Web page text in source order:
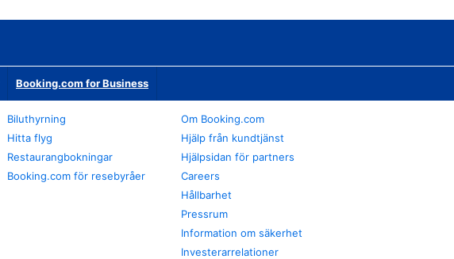
Booking.com for Business
Biluthyrning
Hitta flyg
Restaurangbokningar
Booking.com för resebyråer
Om Booking.com
Hjälp från kundtjänst
Hjälpsidan för partners
Careers
Hållbarhet
Pressrum
Information om säkerhet
Investerarrelationer